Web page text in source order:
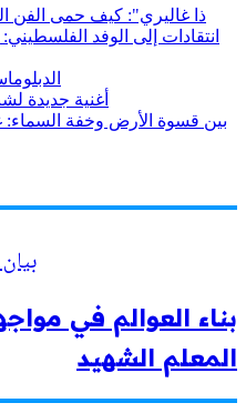
"ذا غاليري": كيف حمى الفن
انتقادات إلى الوفد الفلسطيني:
أغنية جديدة
بين قسوة الأرض وخفة
بناء العوالم في
المعلم الشهيد